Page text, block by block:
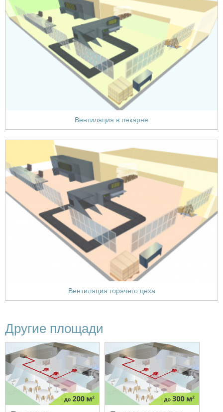
Вентиляция в пекарне
Вентиляция горячего цеха
Другие площади